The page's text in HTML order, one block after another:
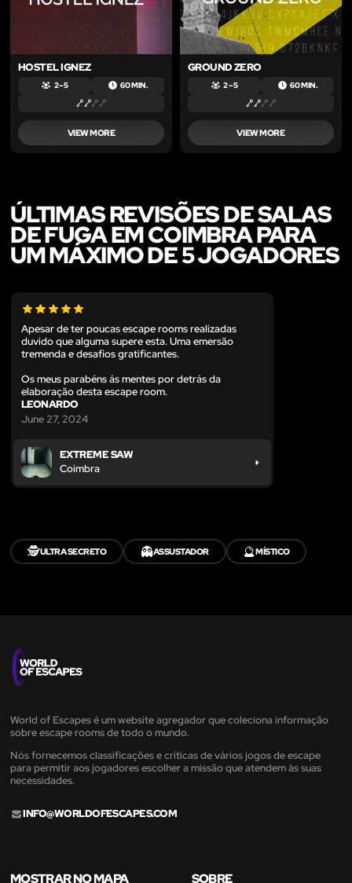
HOSTEL IGNEZ
2 – 5 60 MIN.
VIEW MORE
GROUND ZERO
2 – 5 60 MIN.
VIEW MORE
ÚLTIMAS REVISÕES DE SALAS
DE FUGA EM COIMBRA PARA
UM MÁXIMO DE 5 JOGADORES
Apesar de ter poucas escape rooms realizadas
duvido que alguma supere esta. Uma emersão
tremenda e desafios gratificantes.
Os meus parabéns ás mentes por detrás da
elaboração desta escape room.
LEONARDO
June 27, 2024
EXTREME SAW
Coimbra
🕵️ULTRA SECRETO 👻ASSUSTADOR 🔮MÍSTICO
World of Escapes é um website agregador que coleciona informação
sobre escape rooms de todo o mundo.
Nós fornecemos classificações e críticas de vários jogos de escape
para permitir aos jogadores escolher a missão que atendem às suas
necessidades.
INFO@WORLDOFESCAPES.COM
MOSTRAR NO MAPA SOBRE